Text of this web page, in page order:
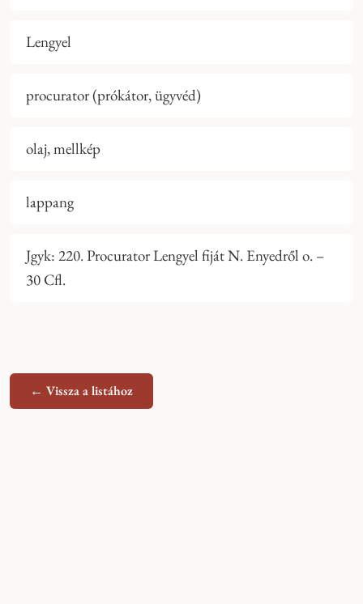
Lengyel
procurator (prókátor, ügyvéd)
olaj, mellkép
lappang
Jgyk: 220. Procurator Lengyel fiját N. Enyedről o. –
30 Cfl.
← Vissza a listához